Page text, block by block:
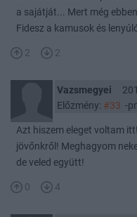
a sajátját... Mert még
Fidesz a kamusok és
2 2
Vazsmegyei
Előzmény: #33 -
Azt hiszem eleget voltam
jövőnkről! Meghagyom
de veled együtt!
0 4